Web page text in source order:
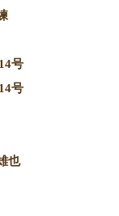
号
号
也